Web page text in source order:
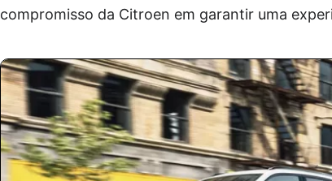
compromisso da Citroen em garantir uma